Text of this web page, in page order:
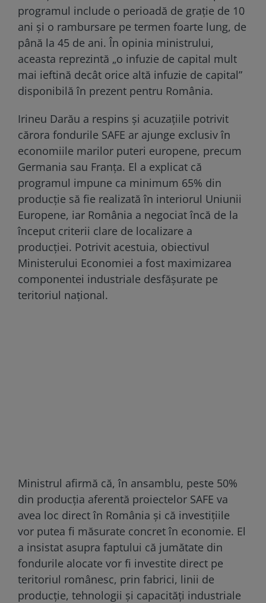
programul include o perioadă de grație de 10
ani și o rambursare pe termen foarte lung, de
până la 45 de ani. În opinia ministrului,
aceasta reprezintă „o infuzie de capital mult
mai ieftină decât orice altă infuzie de capital”
disponibilă în prezent pentru România.
Irineu Darău a respins și acuzațiile potrivit
cărora fondurile SAFE ar ajunge exclusiv în
economiile marilor puteri europene, precum
Germania sau Franța. El a explicat că
programul impune ca minimum 65% din
producție să fie realizată în interiorul Uniunii
Europene, iar România a negociat încă de la
început criterii clare de localizare a
producției. Potrivit acestuia, obiectivul
Ministerului Economiei a fost maximizarea
componentei industriale desfășurate pe
teritoriul național.
Ministrul afirmă că, în ansamblu, peste 50%
din producția aferentă proiectelor SAFE va
avea loc direct în România și că investițiile
vor putea fi măsurate concret în economie. El
a insistat asupra faptului că jumătate din
fondurile alocate vor fi investite direct pe
teritoriul românesc, prin fabrici, linii de
producție, tehnologii și capacități industriale